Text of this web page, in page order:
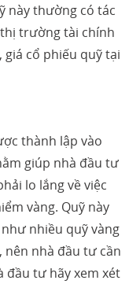
này thường có tác
thị trường tài chính
giá cổ phiếu quỹ tại
thành lập vào
giúp nhà đầu tư
lo lắng về việc
vàng. Quỹ này
nhiều quỹ vàng
nên nhà đầu tư cần
đầu tư hãy xem xét